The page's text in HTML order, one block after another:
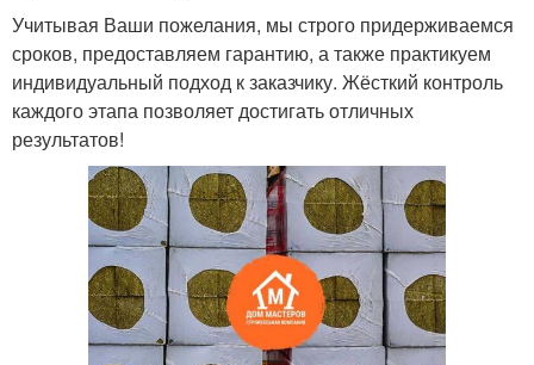
Учитывая Ваши пожелания, мы строго придерживаемся
сроков, предоставляем гарантию, а также практикуем
индивидуальный подход к заказчику. Жёсткий контроль
каждого этапа позволяет достигать отличных
результатов!